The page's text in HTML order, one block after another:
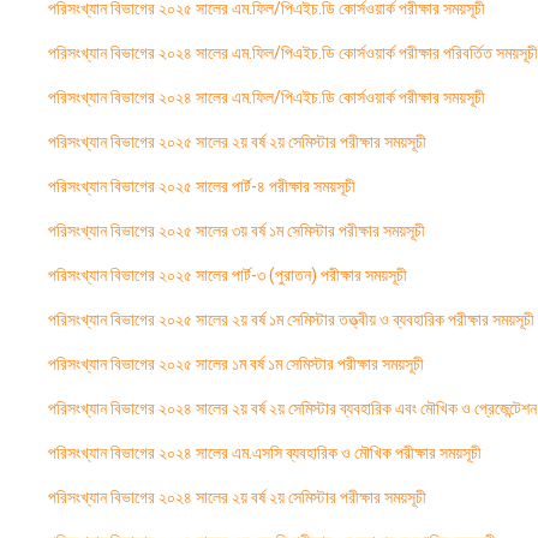
পরিসংখ্যান বিভাগের ২০২৫ সালের এম.ফিল/পিএইচ.ডি কোর্সওয়ার্ক পরীক্ষার সময়সূচী
পরিসংখ্যান বিভাগের ২০২৪ সালের এম.ফিল/পিএইচ.ডি কোর্সওয়ার্ক পরীক্ষার পরিবর্তিত সময়সূচী
পরিসংখ্যান বিভাগের ২০২৪ সালের এম.ফিল/পিএইচ.ডি কোর্সওয়ার্ক পরীক্ষার সময়সূচী
পরিসংখ্যান বিভাগের ২০২৫ সালের ২য় বর্ষ ২য় সেমিস্টার পরীক্ষার সময়সূচী
পরিসংখ্যান বিভাগের ২০২৫ সালের পার্ট-৪ পরীক্ষার সময়সূচী
পরিসংখ্যান বিভাগের ২০২৫ সালের ৩য় বর্ষ ১ম সেমিস্টার পরীক্ষার সময়সূচী
পরিসংখ্যান বিভাগের ২০২৫ সালের পার্ট-৩ (পুরাতন) পরীক্ষার সময়সূচী
পরিসংখ্যান বিভাগের ২০২৫ সালের ২য় বর্ষ ১ম সেমিস্টার তত্ত্বীয় ও ব্যবহারিক পরীক্ষার সময়সূচী
পরিসংখ্যান বিভাগের ২০২৫ সালের ১ম বর্ষ ১ম সেমিস্টার পরীক্ষার সময়সূচী
পরিসংখ্যান বিভাগের ২০২৪ সালের ২য় বর্ষ ২য় সেমিস্টার ব্যবহারিক এবং মৌখিক ও
পরিসংখ্যান বিভাগের ২০২৪ সালের এম.এসসি ব্যবহারিক ও মৌখিক পরীক্ষার সময়সূচী
পরিসংখ্যান বিভাগের ২০২৪ সালের ২য় বর্ষ ২য় সেমিস্টার পরীক্ষার সময়সূচী